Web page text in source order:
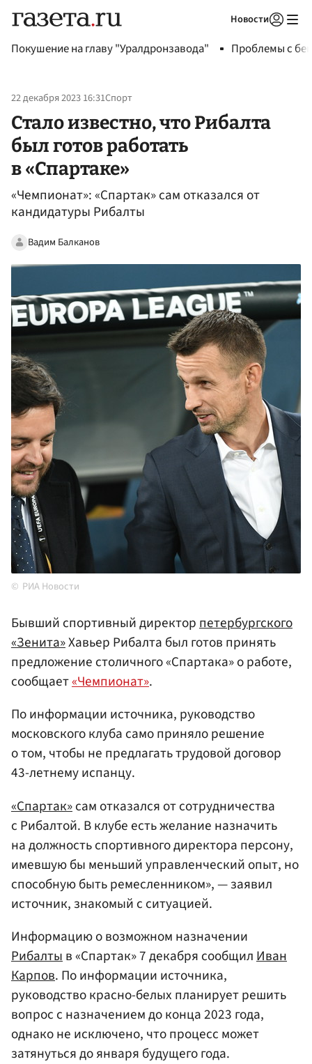
Новости
Покушение на главу "Уралдронзавода" Проблемы с
22 декабря 2023 16:31Спорт
Стало известно, что Рибалта
был готов работать
в «Спартаке»
«Чемпионат»: «Спартак» сам отказался от
кандидатуры Рибалты
Вадим Балканов
РИА Новости
Бывший спортивный директорпетербургского
«Зенита»Хавьер Рибалта был готов принять
предложение столичного «Спартака» о работе,
сообщает«Чемпионат».
По информации источника, руководство
московского клуба само приняло решение
о том, чтобы не предлагать трудовой договор
43-летнему испанцу.
«Спартак»сам отказался от сотрудничества
с Рибалтой. В клубе есть желание назначить
на должность спортивного директора персону,
имевшую бы меньший управленческий опыт, но
способную быть ремесленником», — заявил
источник, знакомый с ситуацией.
Информацию о возможном назначении
Рибалтыв «Спартак» 7 декабря сообщилИван
Карпов. По информации источника,
руководство красно-белых планирует решить
вопрос с назначением до конца 2023 года,
однако не исключено, что процесс может
затянуться до января будущего года.